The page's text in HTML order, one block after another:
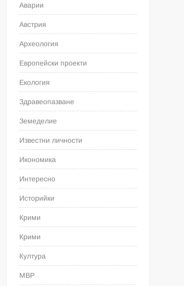
Аварии
Австрия
Археология
Европейски проекти
Екология
Здравеопазване
Земеделие
Известни личности
Икономика
Интересно
Историйки
Крими
Крими
Култура
МВР